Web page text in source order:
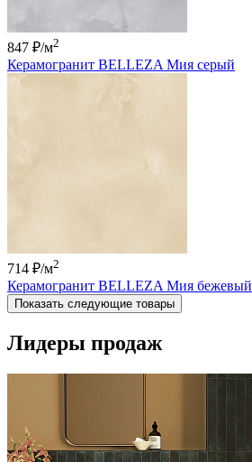
847 ₽/м2
Керамогранит BELLEZA Мия серый
714 ₽/м2
Керамогранит BELLEZA Мия бежевый
Показать следующие товары
Лидеры продаж